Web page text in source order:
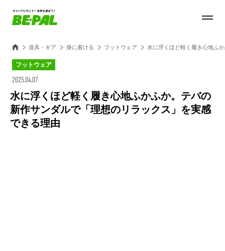
道具・ギア 身に着ける フットウェア 水に浮くほど軽く履き心地ふ
フットウェア
2025.04.07
水に浮くほど軽く履き心地ふかふか。テバの
新作サンダルで「理想のリラックス」を実感
できる理由